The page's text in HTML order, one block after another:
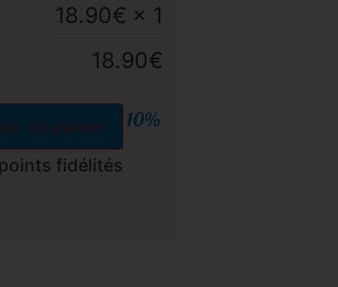
18.90€ × 1
18.90€
au panier 10%
fidélités